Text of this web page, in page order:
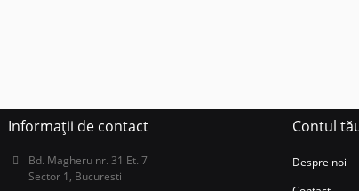
Informații de contact
Bd. Magheru nr. 31 Et. 7
Sector 1, Bucuresti
Contul
Despre noi